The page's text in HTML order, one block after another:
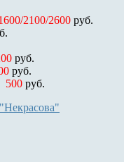
2100/2600 руб.
руб.
руб.
500 руб.